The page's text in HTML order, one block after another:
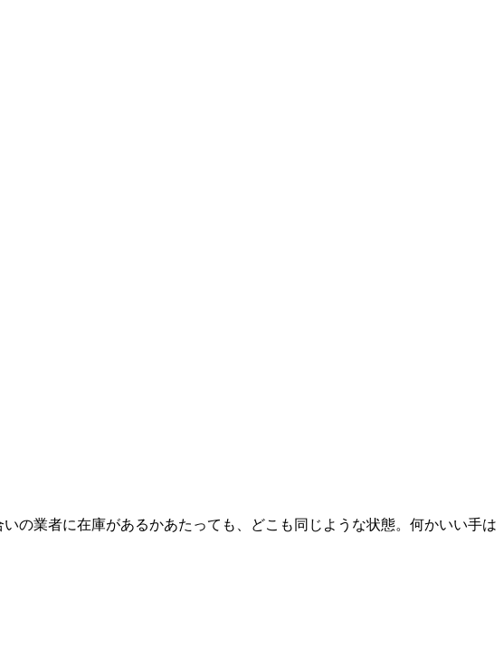
の業者に在庫があるかあたっても、どこも同じような状態。何かいい手は